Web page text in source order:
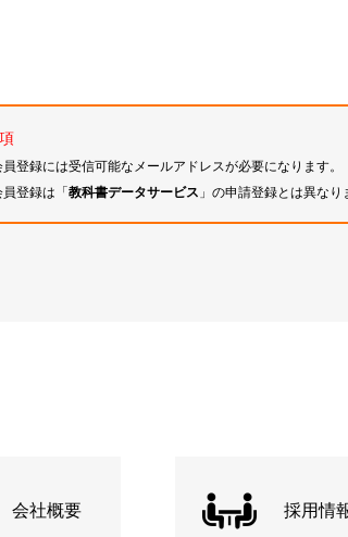
員登録には受信可能なメールアドレスが必要になります。
員登録は「教科書データサービス 」の申請登録とは異なり
会社概要 採用情